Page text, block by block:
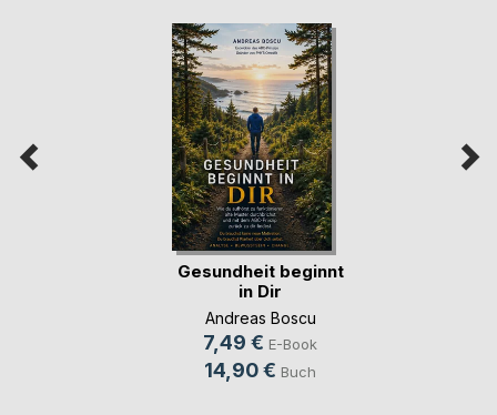
Gesundheit beginnt
in Dir
Andreas Boscu
7,49 € E-Book
14,90 € Buch